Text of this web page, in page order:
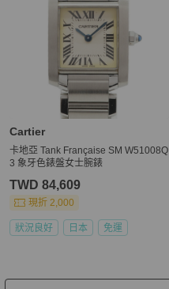
Cartier
卡地亞 Tank Française SM W51008Q
3 象牙色錶盤女士腕錶
TWD 84,609
現折 2,000
狀況良好 日本 免運